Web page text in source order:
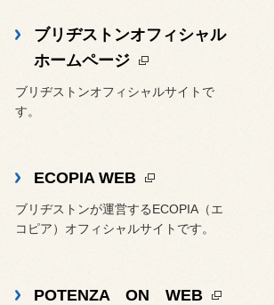
ブリヂストンオフィシャル
ホームページ
ブリヂストンオフィシャルサイトで
す。
ECOPIA WEB
ブリヂストンが運営するECOPIA（エ
コピア）オフィシャルサイトです。
POTENZA ON WEB